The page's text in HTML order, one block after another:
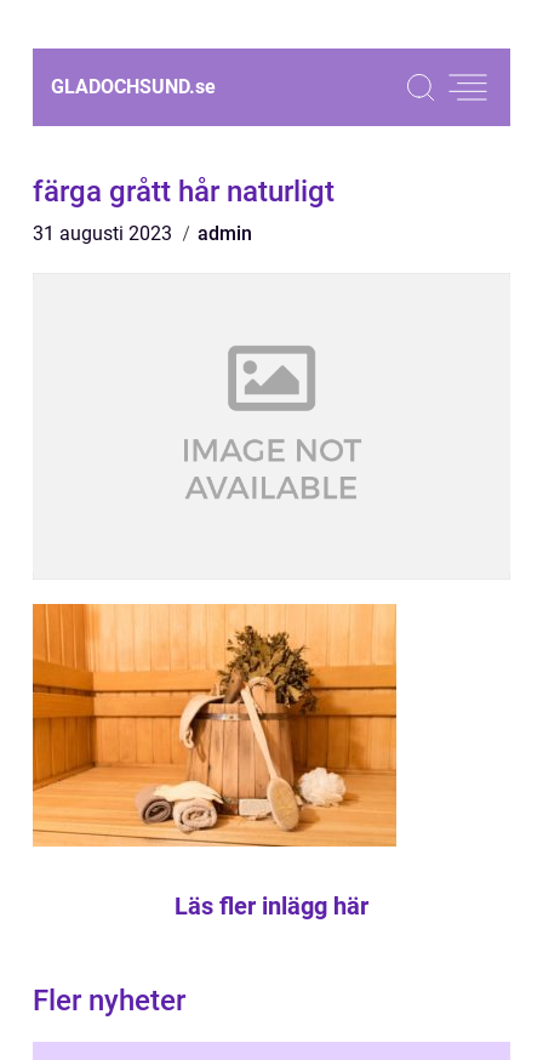
GLADOCHSUND.se
färga grått hår naturligt
31 augusti 2023 admin
Läs fler inlägg här
Fler nyheter